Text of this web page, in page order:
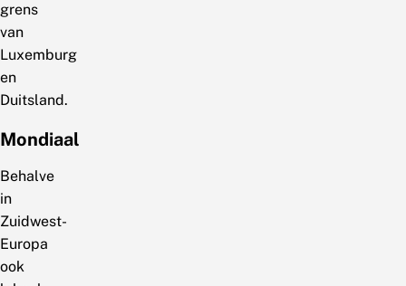
grens
van
Luxemburg
en
Duitsland.
Mondiaal
Behalve
in
Zuidwest-
Europa
ook